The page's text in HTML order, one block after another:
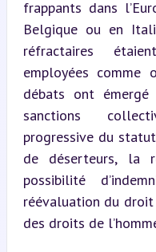
frappants dans
Belgique ou en
réfractaires
employées comme
débats ont
sanctions
progressive du
de déserteurs, la
possibilité
réévaluation du
des droits de